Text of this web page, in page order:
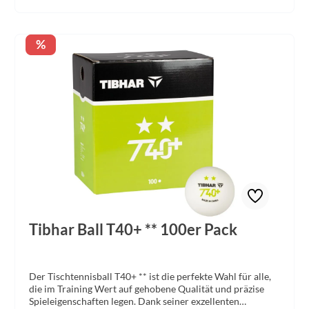
Rabatt
%
Tibhar Ball T40+ ** 100er Pack
Der Tischtennisball T40+ ** ist die perfekte Wahl für alle,
die im Training Wert auf gehobene Qualität und präzise
Spieleigenschaften legen. Dank seiner exzellenten